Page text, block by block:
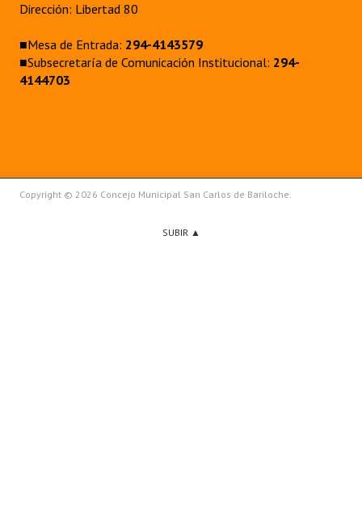
Dirección: Libertad 80
■Mesa de Entrada: 294-4143579
■Subsecretaría de Comunicación Institucional: 294-
4144703
Copyright © 2026 Concejo Municipal San Carlos de Bariloche.
SUBIR ▲